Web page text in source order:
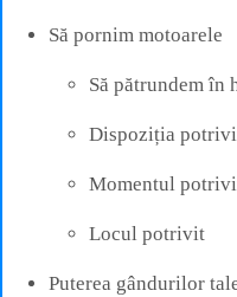
Să pornim motoarele
Să pătrundem în
Dispoziția
Momentul
Locul potrivit
Puterea gândurilor